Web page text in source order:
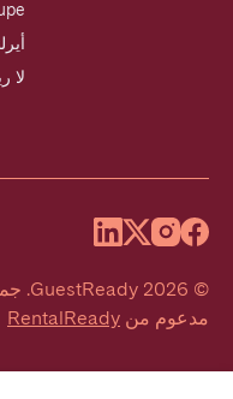
لا
©
2026
GuestReady
.
مدعوم من RentalReady